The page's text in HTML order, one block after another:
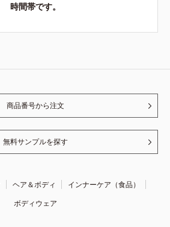
時間帯です。
商品番号から注文
無料サンプルを探す
ヘア＆ボディ
インナーケア（食品）
ボディウェア